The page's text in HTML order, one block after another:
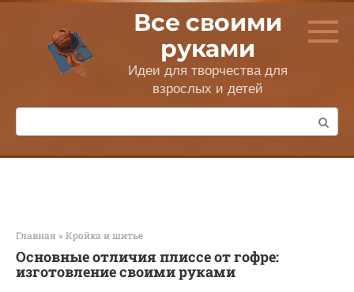
Перейти
контенту
Все своими
руками
Идеи для творчества для
взрослых и детей
Поиск:
Главная » Кройка и шитье
Основные отличия плиссе от гофре:
изготовление своими руками